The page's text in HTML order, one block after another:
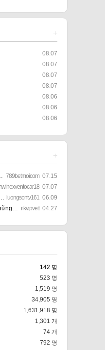
+
08.07
08.07
08.07
08.07
08.06
08.06
08.06
+
789betmoicom 07.15
07.07
luongsontv161 06.09
rikvipvett 04.27
được …
142 명
523 명
1,519 명
34,905 명
1,631,918 명
1,301 개
74 개
792 명